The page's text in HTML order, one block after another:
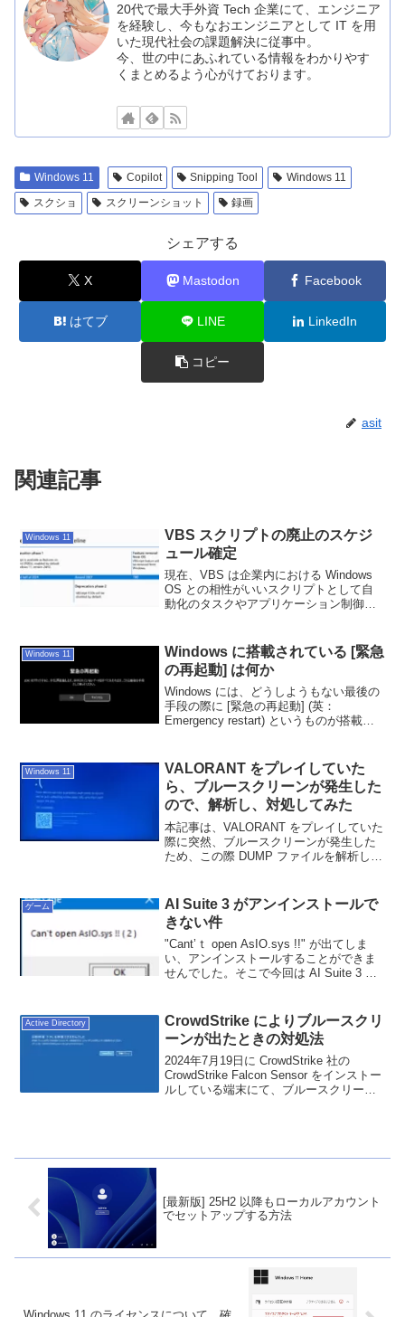
20代で最大手外資 Tech 企業にて、エンジニア
を経験し、今もなおエンジニアとして IT を用
いた現代社会の課題解決に従事中。
今、世の中にあふれている情報をわかりやす
くまとめるよう心がけております。
Windows 11 Copilot Snipping Tool
Windows 11
スクショ
スクリーンショット 録画
シェアする
X Mastodon Facebook
はてブ LINE LinkedIn
コピー
asit
関連記事
Windows 11
VBS スクリプトの廃止のスケジ
ュール確定
現在、VBS は企業内における Windows
OS との相性がいいスクリプトとして自
動化のタスクやアプリケーション制御な
表されました。
Windows 11
Windows に搭載されている [緊急
の再起動] は何か
Windows には、どうしようもない最後の
手段の際に [緊急の再起動] (英：
Emergency restart) というものが搭載さ
いません。そこで、本記事はこれはいっ
たい何なのかを確認する記事です。
Windows 11
VALORANT をプレイしていた
ら、ブルースクリーンが発生した
ので、解析し、対処してみた
本記事は、VALORANT をプレイしていた
際に突然、ブルースクリーンが発生した
ため、この際 DUMP ファイルを解析し、
る際の注意点も記載しているため、ぜひ
参考にしてください。
ゲーム
AI Suite 3 がアンインストールで
きない件
"Cant’ｔ open AsIO.sys !!" が出てしま
い、アンインストールすることができま
せんでした。そこで今回は AI Suite 3 の
Active Directory
CrowdStrike によりブルースクリ
ーンが出たときの対処法
2024年7月19日に CrowdStrike 社の
CrowdStrike Falcon Sensor をインストー
ルしている端末にて、ブルースクリーン
[最新版] 25H2 以降もローカルアカウント
でセットアップする方法